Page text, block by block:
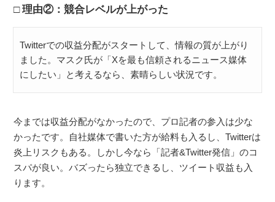
理由②：競合レベルが上がった
Twitterでの収益分配がスタートして、情報の質が上がり
ました。マスク氏が「Xを最も信頼されるニュース媒体
にしたい」と考えるなら、素晴らしい状況です。
今までは収益分配がなかったので、プロ記者の参入は少な
かったです。自社媒体で書いた方が給料も入るし、Twitterは
炎上リスクもある。しかし今なら「記者&Twitter発信」のコ
スパが良い。バズったら独立できるし、ツイート収益も入
ります。